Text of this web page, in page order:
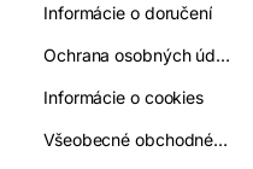
Informácie o doručení
Ochrana osobných údajov
Informácie o cookies
Všeobecné obchodné podmienky